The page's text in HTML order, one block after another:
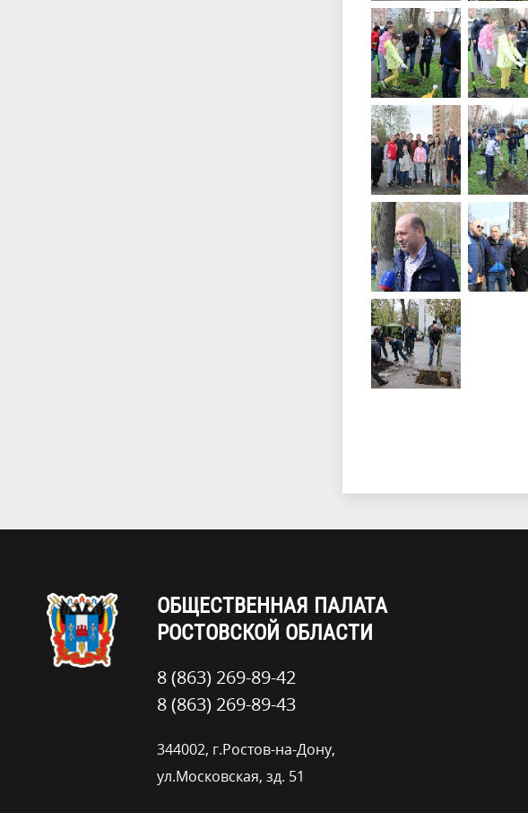
ОБЩЕСТВЕННАЯ ПАЛАТА
РОСТОВСКОЙ ОБЛАСТИ
8 (863) 269-89-42
8 (863) 269-89-43
344002, г.Ростов-на-Дону,
ул.Московская, зд. 51